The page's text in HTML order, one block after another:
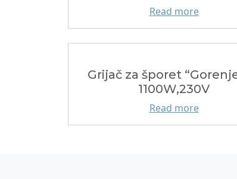
Read more
Grijač za šporet
1100W,230V
Read more